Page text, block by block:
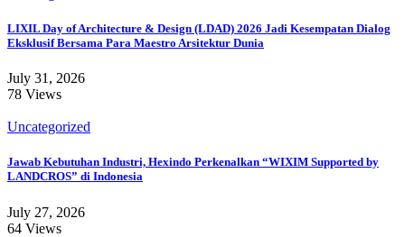
LIXIL Day of Architecture & Design (LDAD) 2026 Jadi Kesempatan Dialog
Eksklusif Bersama Para Maestro Arsitektur Dunia
July 31, 2026
78 Views
Uncategorized
Jawab Kebutuhan Industri, Hexindo Perkenalkan “WIXIM Supported by
LANDCROS” di Indonesia
July 27, 2026
64 Views